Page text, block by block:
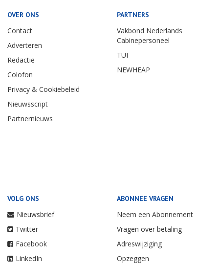
OVER ONS
Contact
Adverteren
Redactie
Colofon
Privacy & Cookiebeleid
Nieuwsscript
Partnernieuws
PARTNERS
Vakbond Nederlands
Cabinepersoneel
TUI
NEWHEAP
VOLG ONS
Nieuwsbrief
Twitter
Facebook
LinkedIn
ABONNEE VRAGEN
Neem een Abonnement
Vragen over betaling
Adreswijziging
Opzeggen